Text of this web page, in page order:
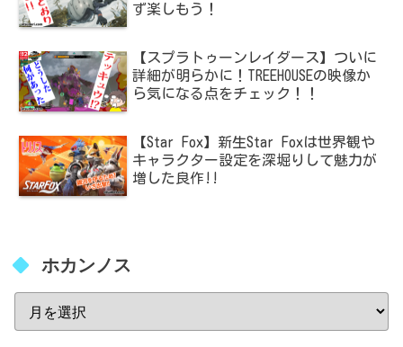
ず楽しもう！
【スプラトゥーンレイダース】ついに
詳細が明らかに！TREEHOUSEの映像か
ら気になる点をチェック！！
【Star Fox】新生Star Foxは世界観や
キャラクター設定を深堀りして魅力が
増した良作!!
ホカンノス